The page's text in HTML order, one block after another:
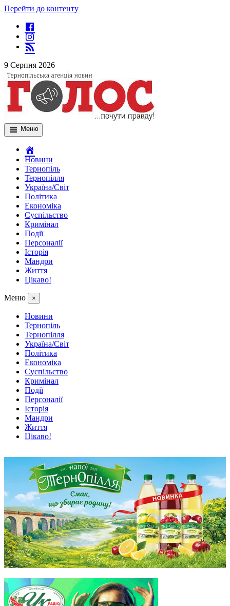
Перейти до контенту
9 Серпня 2026
Меню
Новини
Тернопіль
Тернопілля
Україна/Світ
Політика
Економіка
Суспільство
Кримінал
Події
Персоналії
Історія
Мандри
Життя
Цікаво!
Меню ×
Новини
Тернопіль
Тернопілля
Україна/Світ
Політика
Економіка
Суспільство
Кримінал
Події
Персоналії
Історія
Мандри
Життя
Цікаво!